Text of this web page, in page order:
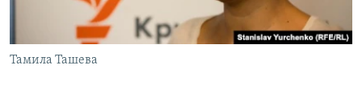
Тамила Ташева